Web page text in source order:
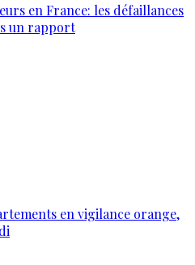
en France: les défaillances
un rapport
en vigilance orange,